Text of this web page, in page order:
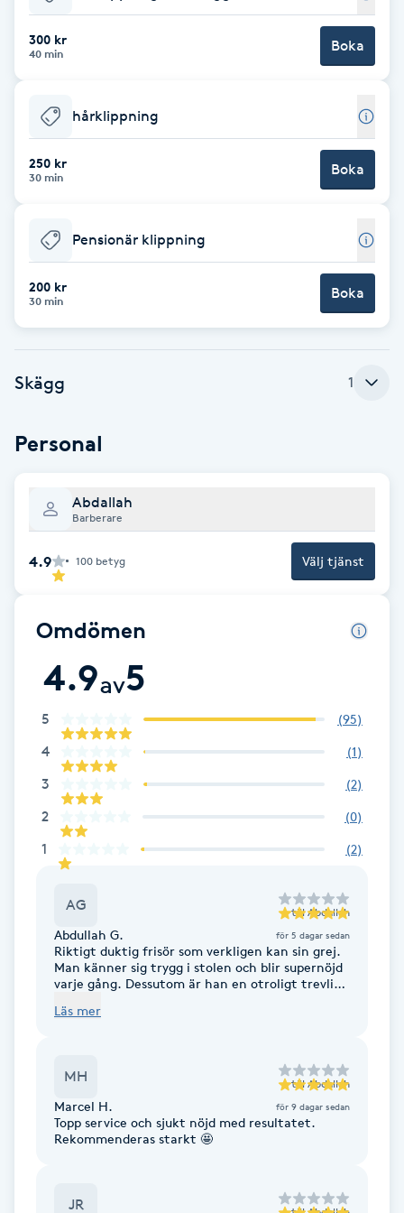
Babylights
Balayage
Barber
Barnklippning
BIAB
Bottenfärg
Brynformning
Brynplockning
Bröllopsuppsättning
Coachning
Color correction
Cryoterapi
Dermapen
Diamantslipning
Extensions
Eyeliner-tatuering
300 kr
40 min Boka
hårklippning
250 kr
30 min Boka
Pensionär klippning
200 kr
30 min Boka
Skägg 1
Personal
Abdallah
Barberare
4.9 100 betyg Välj tjänst
Omdömen
4.9av5
5 (95)
4 (1)
3 (2)
2 (0)
1 (2)
AG till Abdallah
Abdullah G. för 5 dagar sedan
Riktigt duktig frisör som verkligen kan sin grej.
Man känner sig trygg i stolen och blir supernöjd
varje gång. Dessutom är han en otroligt trevlig
och får en att känna sig välkommen.
Läs mer
MH till Abdallah
Marcel H. för 9 dagar sedan
Topp service och sjukt nöjd med resultatet.
Rekommenderas starkt 🤩
JR